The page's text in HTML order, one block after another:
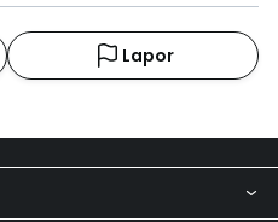
Lapor